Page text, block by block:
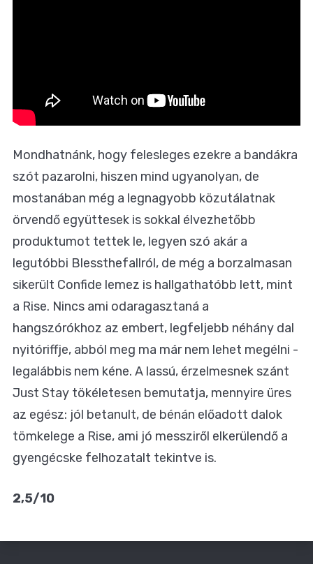
Mondhatnánk, hogy felesleges ezekre a bandákra
szót pazarolni, hiszen mind ugyanolyan, de
mostanában még a legnagyobb közutálatnak
örvendő együttesek is sokkal élvezhetőbb
produktumot tettek le, legyen szó akár a
legutóbbi Blessthefallról, de még a borzalmasan
sikerült Confide lemez is hallgathatóbb lett, mint
a Rise. Nincs ami odaragasztaná a
hangszórókhoz az embert, legfeljebb néhány dal
nyitóriffje, abból meg ma már nem lehet megélni -
legalábbis nem kéne. A lassú, érzelmesnek szánt
Just Stay tökéletesen bemutatja, mennyire üres
az egész: jól betanult, de bénán előadott dalok
tömkelege a Rise, ami jó messziről elkerülendő a
gyengécske felhozatalt tekintve is.
2,5/10